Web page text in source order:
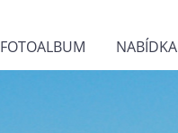
FOTOALBUM NABÍDKA